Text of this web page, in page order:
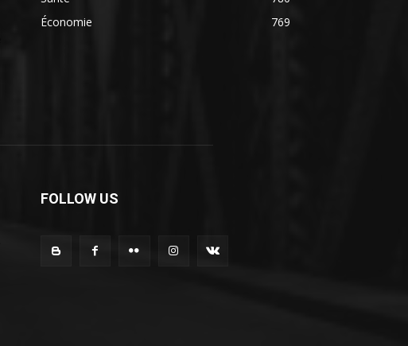
Économie
769
FOLLOW US